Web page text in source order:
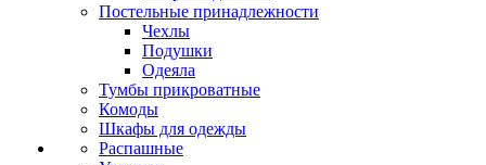
Постельные принадлежности
Чехлы
Подушки
Одеяла
Тумбы прикроватные
Комоды
Шкафы для одежды
Распашные